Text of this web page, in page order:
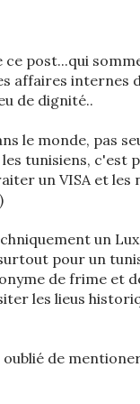
post...qui
affaires internes
de dignité..
le monde, pas
tunisiens, c'est
un VISA et les
un
pour un
de frime et
les lieus
de